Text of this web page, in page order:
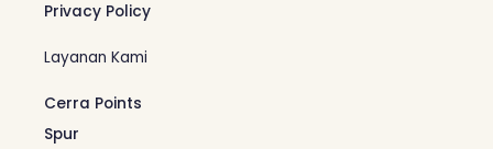
Privacy Policy
Layanan Kami
Cerra Points
Spur